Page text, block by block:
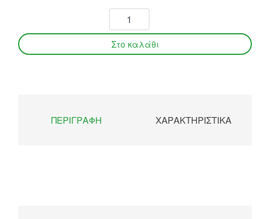
ΠΕΡΙΓΡΑΦΉ ΧΑΡΑΚΤΗΡΙΣΤΙΚΆ